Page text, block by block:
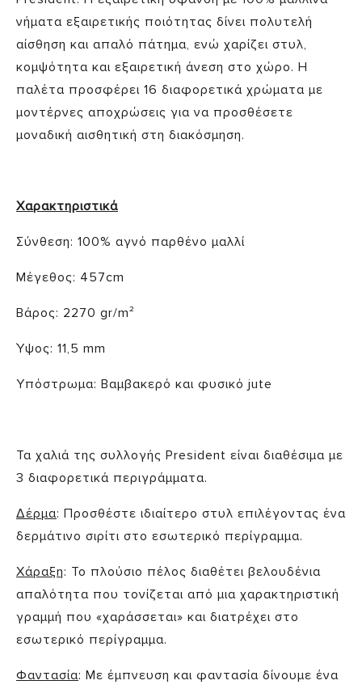
νήματα εξαιρετικής ποιότητας δίνει πολυτελή
αίσθηση και απαλό πάτημα, ενώ χαρίζει στυλ,
κομψότητα και εξαιρετική άνεση στο χώρο. Η
παλέτα προσφέρει 16 διαφορετικά χρώματα με
μοντέρνες αποχρώσεις για να προσθέσετε
μοναδική αισθητική στη διακόσμηση.
Χαρακτηριστικά
Σύνθεση: 100% αγνό παρθένο μαλλί
Μέγεθος: 457cm
Βάρος: 2270 gr/m²
Ύψος: 11,5 mm
Υπόστρωμα: Βαμβακερό και φυσικό jute
Τα χαλιά της συλλογής President είναι διαθέσιμα με
3 διαφορετικά περιγράμματα.
Δέρμα: Προσθέστε ιδιαίτερο στυλ επιλέγοντας ένα
δερμάτινο σιρίτι στο εσωτερικό περίγραμμα.
Χάραξη: Το πλούσιο πέλος διαθέτει βελουδένια
απαλότητα που τονίζεται από μια χαρακτηριστική
γραμμή που «χαράσσεται» και διατρέχει στο
εσωτερικό περίγραμμα.
Φαντασία: Με έμπνευση και φαντασία δίνουμε ένα